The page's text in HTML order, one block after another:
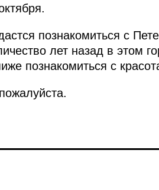
познакомиться с
лет назад в этом
познакомиться с